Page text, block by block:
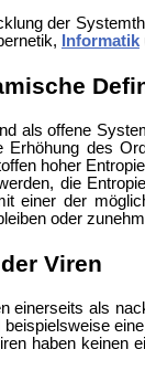
der
Informatik
als offene
Erhöhung des
hoher
die
einer der
oder
Viren
einerseits als
beispielsweise
haben keinen